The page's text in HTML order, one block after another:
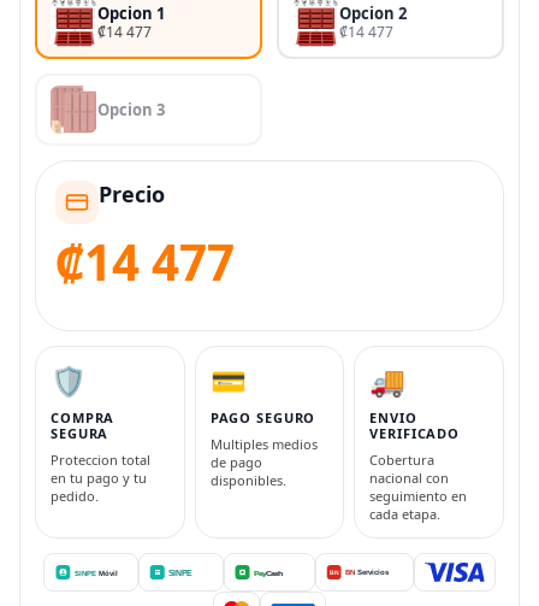
Opcion 1
₡14 477
Opcion 2
₡14 477
Opcion 3
Precio
₡14 477
🛡️
COMPRA
SEGURA
Proteccion total
en tu pago y tu
pedido.
💳
PAGO SEGURO
Multiples medios
de pago
disponibles.
🚚
ENVIO
VERIFICADO
Cobertura
nacional con
seguimiento en
cada etapa.